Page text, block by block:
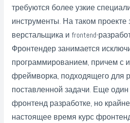
требуются более узкие
инструменты. На таком проекте
верстальщика и frontend-
Фронтендер занимается
программированием, причем с
фреймворка, подходящего для
поставленной задачи. Еще
фронтенд разработке, но
настоящее время курс